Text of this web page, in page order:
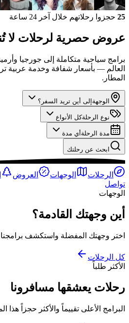
25 حجزوا رحلاتهم خلال آخر 24 ساعة
عروض حصرية لرحلات لا
برامج سياحية متكاملة إلى جورجيا
العالم — بأسعار شفافة وخدمة عربية
المطار.
الوجهة إلى أين تريد السفر؟
نوع الرحلةكل الأنواع
مدة الرحلة أي مدة
ابحث عن رحلتك
الرحلات الوجهات العروض
تواصل
الوجهات
أين وجهتك القادمة؟
اختر وجهتك المفضلة واستكشف برامجنا
كل الرحلات
الأكثر طلباً
رحلات يعشقها مسافرونا
البرامج الأعلى تقييماً والأكثر حجزاً هذا